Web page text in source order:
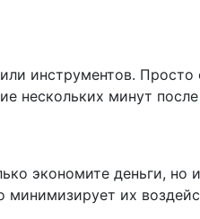
инструментов.
нескольких минут
экономите деньги,
минимизирует их